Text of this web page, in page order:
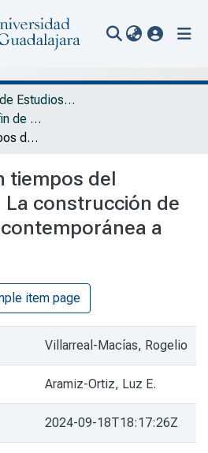
Departamento de Estudios Sociopolíticos y Jurídicos
DSOJ - Trabajos de fin de grado
Arte público en tiempos del individualismo. La construcción de la colectividad contemporánea a través del arte
tiempos del
construcción de
a
item page
Villarreal-Macías, Rogelio
Aramiz-Ortiz, Luz E.
2024-09-18T18:17:26Z